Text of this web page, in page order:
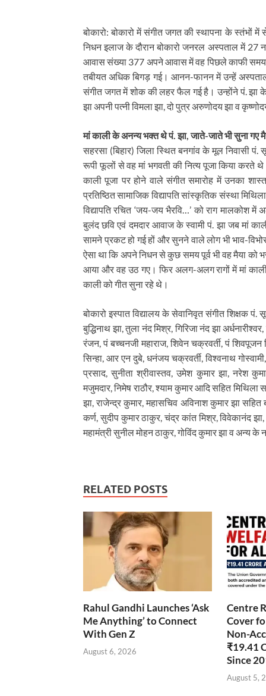
बोकारो: बोकारो में संगीत जगत की स्थापना के स्तंभों
निधन इलाज के दौरान बोकारो जनरल अस्पताल में
आवास संख्या 377 अपने आवास में वह पिछले काफी
तबीयत अधिक बिगड़ गई। आनन-फानन में उन्हें
संगीत जगत में शोक की लहर फैल गई है। उन्होंने पं. झा के
झा अपनी पत्नी विमला झा, दो पुत्र अरुणोदय झा व
मां काली के अनन्य भक्त थे पं. झा, जाते-जाते भी सुना गए
सहरसा (बिहार) जिला स्थित बनगांव के मूल निवासी
रूपी फूलों से वह मां भगवती की नित्य पूजा किया करते
काली पूजा पर होने वाले संगीत समारोह में उनका
प्रतिष्ठित सामाजिक विद्यापति सांस्कृतिक संस्था
विद्यापति रचित ‘जय-जय भैरवि…’ को राग
बुलंद छवि एवं दमदार आवाज के स्वामी पं. झा जब मां
सामने प्रकट हो गई हों और सुनने वाले लोग भी भाव-
ऐसा था कि अपने निधन से कुछ समय पूर्व भी वह मैया को
आया और वह उठ गए। फिर अलग-अलग रागों में मां
काली को गीत सुना रहे थे।
बोकारो इस्पात विद्यालय के सेवानिवृत संगीत शिक्षक
बुद्धिनाथ झा, तुला नंद मिश्र, गिरिजा नंद झा
रंजन, पं बच्चनजी महाराज, शिवेन चक्रवर्ती, पं
सिन्हा, आर एन दुबे, धनंजय चक्रवर्ती, विश्वनाथ
प्रसाद, सुनीता श्रीवास्तव, उमेश कुमार झा, नरेश
मजुमदार, निमेष राठौर, श्याम कुमार आदि सहित
झा, राजेन्द्र कुमार, महासचिव अविनाश कुमार झा
कर्ण, सुदीप कुमार ठाकुर, चंद्र कांत मिश्र, विवेकानंद
महामंत्री सुनील मोहन ठाकुर, गोविंद कुमार झा व अन्य के
RELATED POSTS
Rahul Gandhi Launches ‘Ask
Me Anything’ to Connect
With Gen Z
August 6, 2026
Centre
Cover
Non-
₹19.41
Since
August 5,